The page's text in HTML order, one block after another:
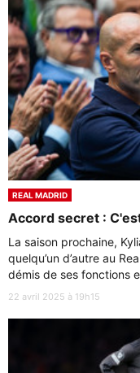
REAL MADRID
Accord secret :
La saison prochaine,
quelqu’un d’autre au
démis de ses fonctions
22 avril 2025 à 19h15